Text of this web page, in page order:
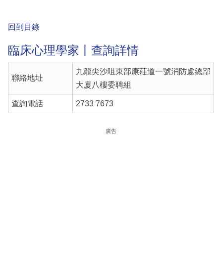
回到目錄
臨床心理學家丨查詢詳情
聯絡地址
九龍尖沙咀東部康莊道一號消防處總部
大廈八樓委聘組
查詢電話 2733 7673
廣告